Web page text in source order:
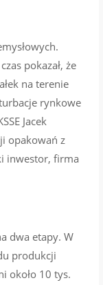
pokazał, że
na terenie
rynkowe
Jacek
opakowań z
inwestor, firma
dwa etapy. W
produkcji
około 10 tys.